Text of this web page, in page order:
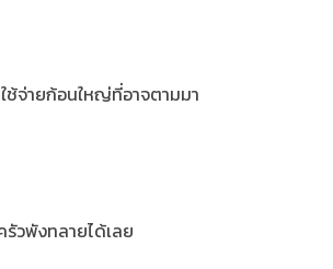
ใช้จ่ายก้อนใหญ่ที่อาจตามมา
รัวพังทลายได้เลย